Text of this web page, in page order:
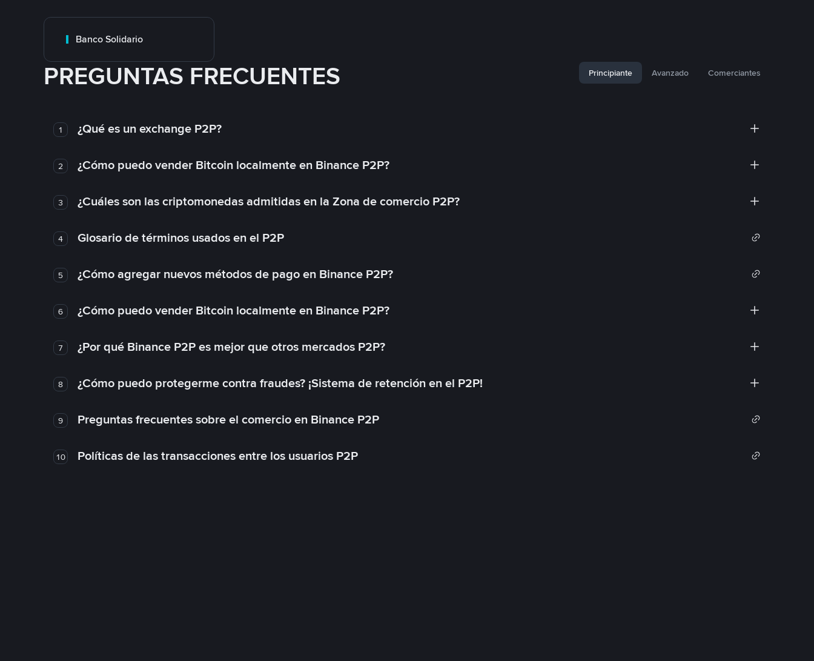
Banco Solidario
PREGUNTAS FRECUENTES Principiante Avanzado Comerciantes
1 ¿Qué es un exchange P2P?
2 ¿Cómo puedo vender Bitcoin localmente en Binance P2P?
3 ¿Cuáles son las criptomonedas admitidas en la Zona de comercio P2P?
4 Glosario de términos usados en el P2P
5 ¿Cómo agregar nuevos métodos de pago en Binance P2P?
6 ¿Cómo puedo vender Bitcoin localmente en Binance P2P?
7 ¿Por qué Binance P2P es mejor que otros mercados P2P?
8 ¿Cómo puedo protegerme contra fraudes? ¡Sistema de retención en el P2P!
9 Preguntas frecuentes sobre el comercio en Binance P2P
10 Políticas de las transacciones entre los usuarios P2P